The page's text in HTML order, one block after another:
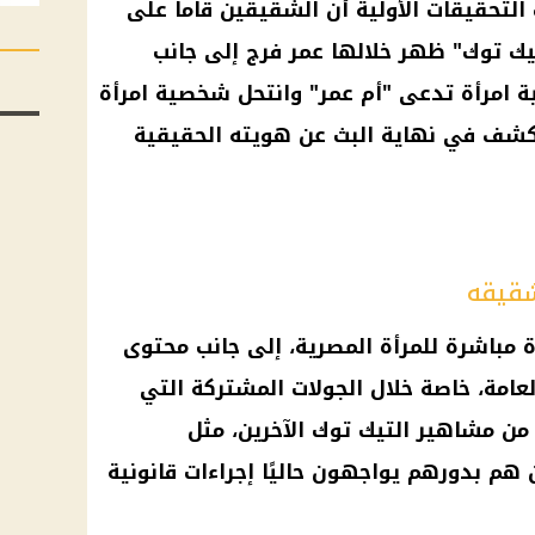
الأولية أن الشقيقين قاما على
توك" ظهر خلالها عمر فرج إلى جانب
امرأة تدعى "أم عمر" وانتحل شخصية امرأة
في نهاية البث عن هويته الحقيقية
للمرأة المصرية، إلى جانب محتوى
خاصة خلال الجولات المشتركة التي
مشاهيرالتيك توك الآخرين، مثل
هم بدورهم يواجهون حاليًا إجراءات قانونية